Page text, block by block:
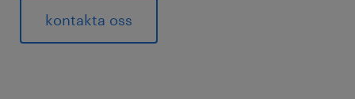
kontakta oss